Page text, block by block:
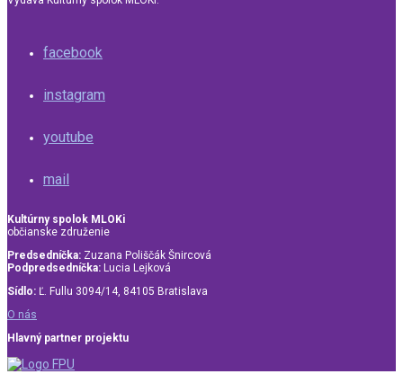
facebook
instagram
youtube
mail
Kultúrny spolok MLOKi
občianske združenie
Predsedníčka: Zuzana Poliščák Šnircová
Podpredsedníčka: Lucia Lejková
Sídlo: Ľ. Fullu 3094/14, 84105 Bratislava
O nás
Hlavný partner projektu